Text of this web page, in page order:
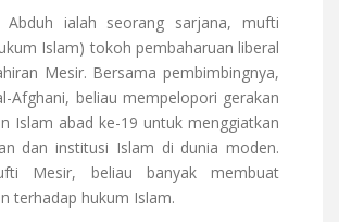
Abduh ialah seorang sarjana, mufti
Islam) tokoh pembaharuan liberal
Mesir. Bersama pembimbingnya,
Afghani, beliau mempelopori gerakan
Islam abad ke-19 untuk menggiatkan
dan institusi Islam di dunia moden.
Mesir, beliau banyak membuat
terhadap hukum Islam.